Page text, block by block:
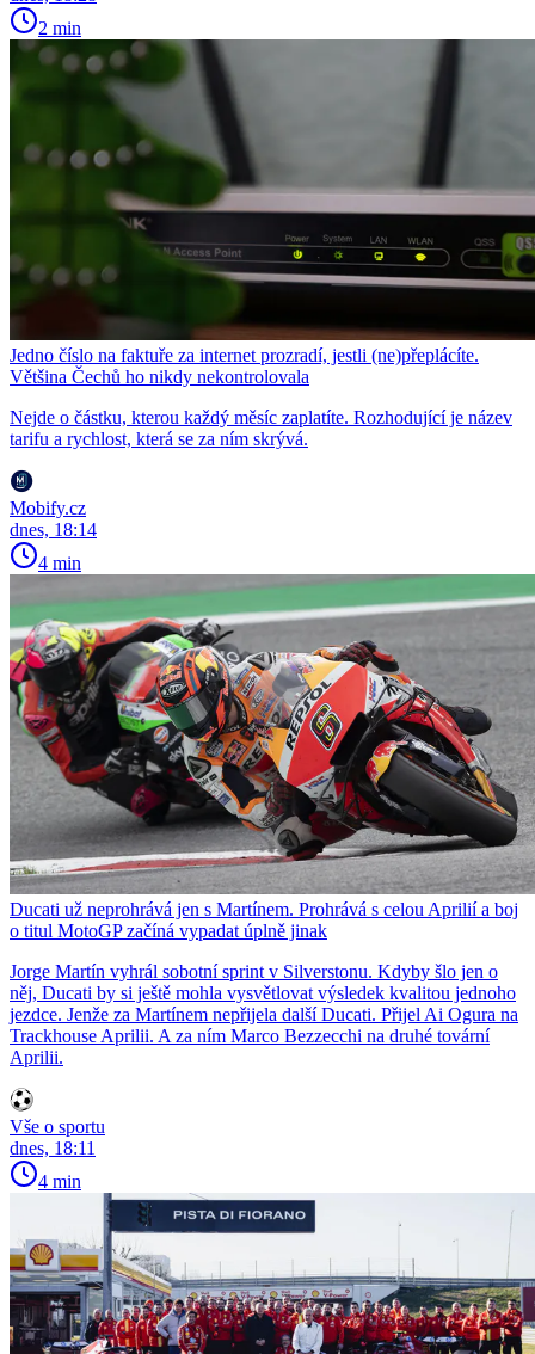
2 min
Jedno číslo na faktuře za internet prozradí, jestli (ne)přeplácíte.
Většina Čechů ho nikdy nekontrolovala
Nejde o částku, kterou každý měsíc zaplatíte. Rozhodující je název
tarifu a rychlost, která se za ním skrývá.
Mobify.cz
dnes, 18:14
4 min
Ducati už neprohrává jen s Martínem. Prohrává s celou Aprilií a boj
o titul MotoGP začíná vypadat úplně jinak
Jorge Martín vyhrál sobotní sprint v Silverstonu. Kdyby šlo jen o
něj, Ducati by si ještě mohla vysvětlovat výsledek kvalitou jednoho
jezdce. Jenže za Martínem nepřijela další Ducati. Přijel Ai Ogura na
Trackhouse Aprilii. A za ním Marco Bezzecchi na druhé tovární
Aprilii.
Vše o sportu
dnes, 18:11
4 min